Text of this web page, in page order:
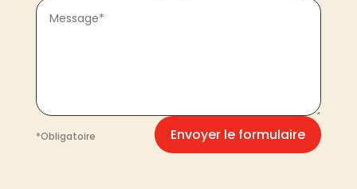
Envoyer le formulaire
*Obligatoire